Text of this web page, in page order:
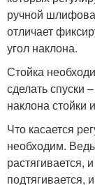
ручной
отличает
угол наклона.
Стойка
сделать спуски
наклона стойки
Что касается
необходим.
растягивается,
подтягивается,